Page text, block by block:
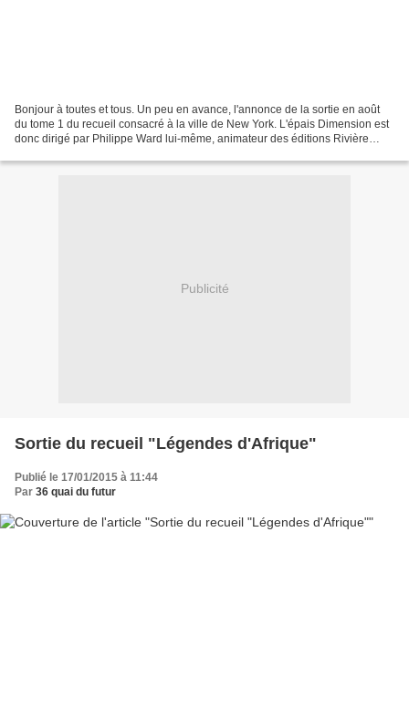
Bonjour à toutes et tous. Un peu en avance, l'annonce de la sortie en août
du tome 1 du recueil consacré à la ville de New York. L'épais Dimension est
donc dirigé par Philippe Ward lui-même, animateur des éditions Rivière
Publicité
Sortie du recueil "Légendes d'Afrique"
Publié le 17/01/2015 à 11:44
Par 36 quai du futur